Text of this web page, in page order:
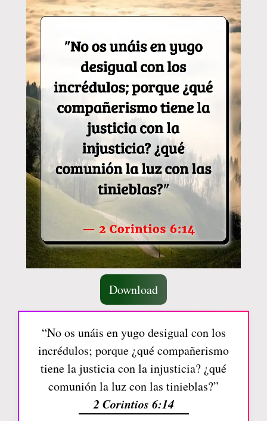
Download
“No os unáis en yugo desigual con los
incrédulos; porque ¿qué compañerismo
tiene la justicia con la injusticia? ¿qué
comunión la luz con las tinieblas?”
2 Corintios 6:14